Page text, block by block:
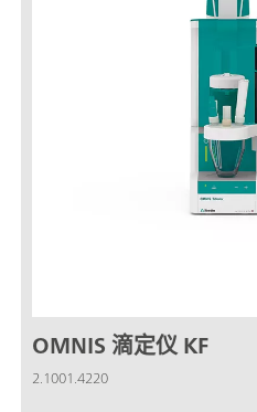
OMNIS 滴定仪 KF
2.1001.4220